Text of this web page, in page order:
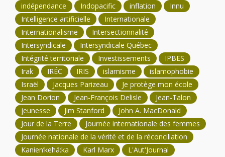
indépendance
Indopacific inflation
Innu
Intelligence artificielle
Internationale
Internationalisme
Intersectionnalité
Intersyndicale
Intersyndicale Québec
Intégrité territoriale
Investissements
IPBES
Irak
IRÉC IRIS islamisme
islamophobie
Israël
Jacques Parizeau
Je protège mon école
Jean Dorion
Jean-François Delisle
Jean-Talon
jeunesse
Jim Stanford
John A. MacDonald
Jour de la Terre
Journée internationale des femmes
Journée nationale de la vérité et de la réconciliation
Kanien’kehá:ka
Karl Marx
L'Aut'Journal